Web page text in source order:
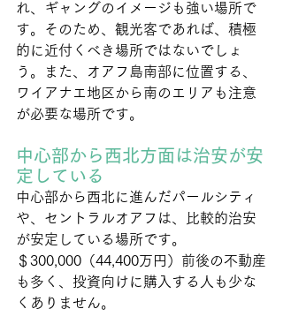
れ、ギャングのイメージも強い場所で
す。そのため、観光客であれば、積極
的に近付くべき場所ではないでしょ
う。また、オアフ島南部に位置する、
ワイアナエ地区から南のエリアも注意
が必要な場所です。
中心部から西北方面は治安が安
定している
中心部から西北に進んだパールシティ
や、セントラルオアフは、比較的治安
が安定している場所です。
＄300,000（44,400万円）前後の不動産
も多く、投資向けに購入する人も少な
くありません。